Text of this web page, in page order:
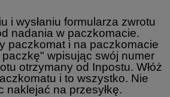
i wysłaniu formularza zwrotu
nadania w paczkomacie.
paczkomat i na paczkomacie
wpisując swój numer
otrzymany od Inpostu. Włóż
i to wszystko. Nie
naklejać na przesyłkę.